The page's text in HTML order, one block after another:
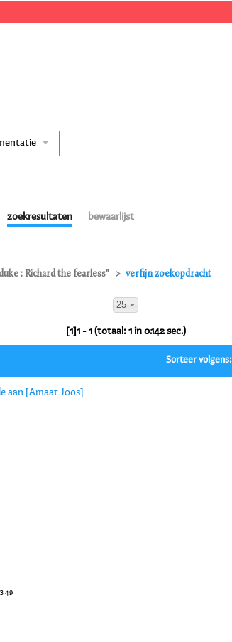
zoekresultaten bewaarlijst
: Richard the fearless" verfijn zoekopdracht
25
[1]1 - 1 (totaal: 1 in 0.142 sec.)
Sorteer volgens:
aan [Amaat Joos]
49